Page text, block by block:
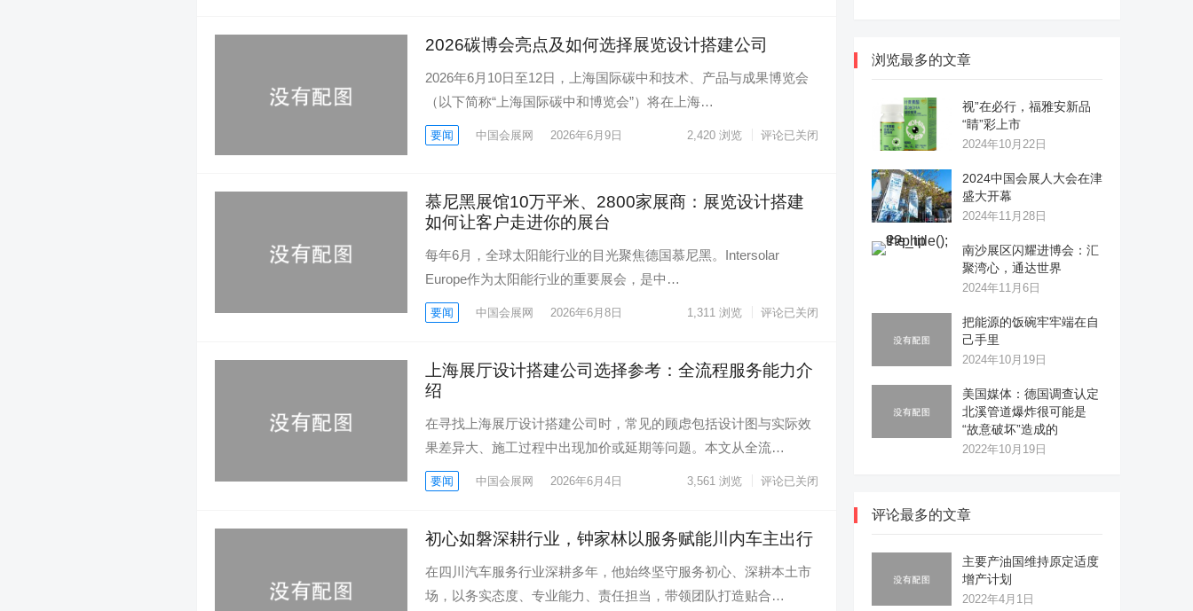
2026碳博会亮点及如何选择展览设计搭建公司
2026年6月10日至12日，上海国际碳中和技术、产品与成果博览会
（以下简称“上海国际碳中和博览会”）将在上海…
要闻 中国会展网 2026年6月9日 2,420 浏览 评论已关闭
慕尼黑展馆10万平米、2800家展商：展览设计搭建
如何让客户走进你的展台
每年6月，全球太阳能行业的目光聚焦德国慕尼黑。Intersolar
Europe作为太阳能行业的重要展会，是中…
要闻 中国会展网 2026年6月8日 1,311 浏览 评论已关闭
上海展厅设计搭建公司选择参考：全流程服务能力介
绍
在寻找上海展厅设计搭建公司时，常见的顾虑包括设计图与实际效
果差异大、施工过程中出现加价或延期等问题。本文从全流…
要闻 中国会展网 2026年6月4日 3,561 浏览 评论已关闭
初心如磐深耕行业，钟家林以服务赋能川内车主出行
在四川汽车服务行业深耕多年，他始终坚守服务初心、深耕本土市
场，以务实态度、专业能力、责任担当，带领团队打造贴合…
浏览最多的文章
视”在必行，福雅安新品
“睛”彩上市
2024年10月22日
2024中国会展人大会在津
盛大开幕
2024年11月28日
南沙展区闪耀进博会：汇
聚湾心，通达世界
2024年11月6日
把能源的饭碗牢牢端在自
己手里
2024年10月19日
美国媒体：德国调查认定
北溪管道爆炸很可能是
“故意破坏”造成的
2022年10月19日
评论最多的文章
主要产油国维持原定适度
增产计划
2022年4月1日